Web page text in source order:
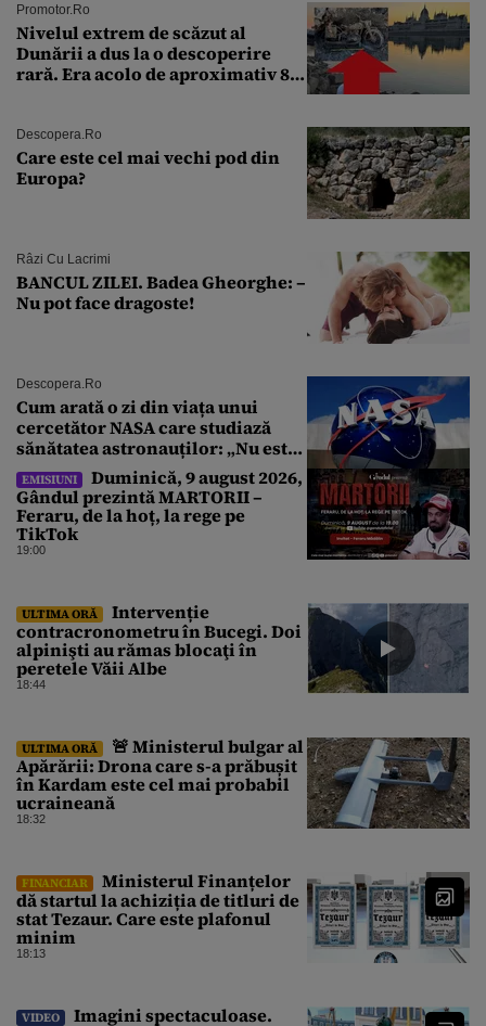
Promotor.ro
Nivelul extrem de scăzut al
Dunării a dus la o descoperire
rară. Era acolo de aproximativ 80
Descopera.ro
Care este cel mai vechi pod din
Europa?
Râzi Cu Lacrimi
BANCUL ZILEI. Badea Gheorghe: –
Nu pot face dragoste!
Descopera.ro
Cum arată o zi din viața unui
cercetător NASA care studiază
sănătatea astronauților: „Nu este
o știință complicată”
EMISIUNI
Duminică, 9 august 2026,
Gândul prezintă MARTORII –
Feraru, de la hoț, la rege pe
TikTok
19:00
ULTIMA ORĂ
Intervenție
contracronometru în Bucegi. Doi
alpinişti au rămas blocaţi în
peretele Văii Albe
18:44
ULTIMA ORĂ
🚨 Ministerul bulgar al
Apărării: Drona care s-a prăbușit
în Kardam este cel mai probabil
ucraineană
18:32
FINANCIAR
Ministerul Finanțelor
dă startul la achiziția de titluri de
stat Tezaur. Care este plafonul
minim
18:13
VIDEO
Imagini spectaculoase.